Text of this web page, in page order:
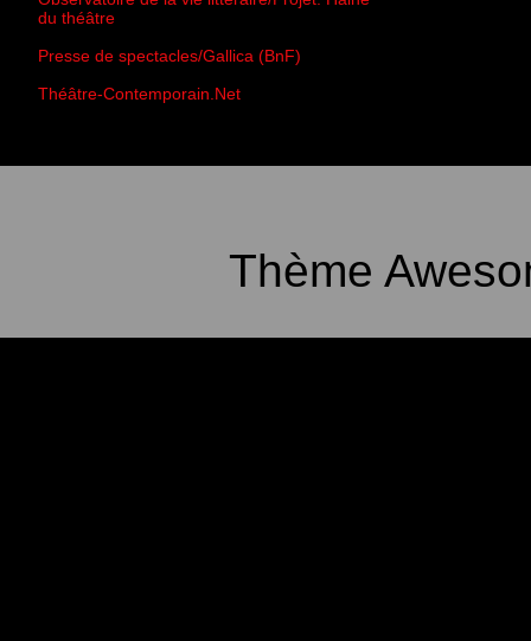
du théâtre
Presse de spectacles/Gallica (BnF)
Théâtre-Contemporain.Net
Thème